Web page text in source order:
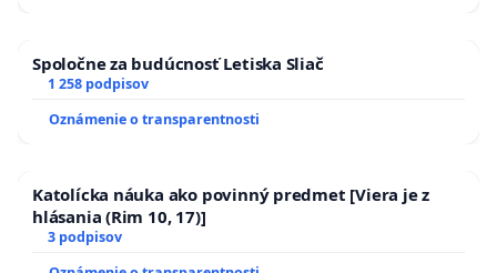
Spoločne za budúcnosť Letiska Sliač
1 258 podpisov
Oznámenie o transparentnosti
Katolícka náuka ako povinný predmet [Viera je z
hlásania (Rim 10, 17)]
3 podpisov